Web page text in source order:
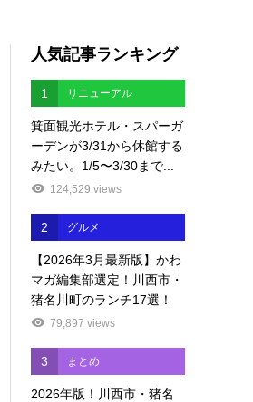
人気記事ランキング
1 リニューアル
箕面観光ホテル・スパーガ
ーデンが3/31から休館する
みたい。1/5〜3/30まで...
124,529 views
2 グルメ
【2026年3月最新版】かわ
マガ編集部選定！川西市・
猪名川町のランチ17選！
79,897 views
3 まとめ
2026年版！川西市・猪名